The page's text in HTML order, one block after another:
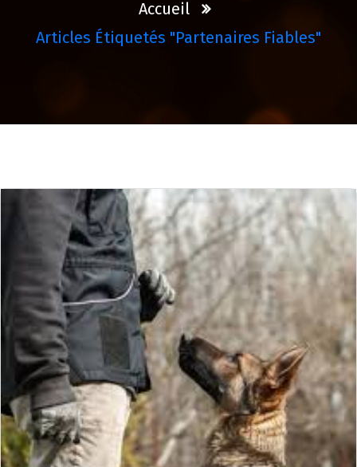
Accueil
Articles Étiquetés "partenaires Fiables"